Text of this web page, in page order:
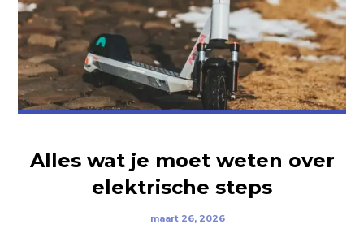
Alles wat je moet weten over
elektrische steps
maart 26, 2026